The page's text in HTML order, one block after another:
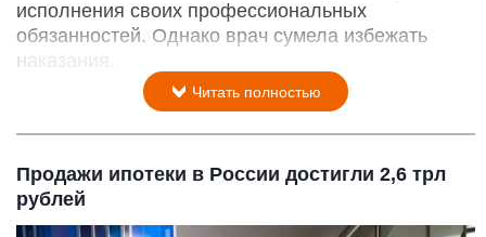
исполнения своих профессиональных
обязанностей. Однако врач сумела избежать
наказания.
Читать полностью
Продажи ипотеки в России достигли 2,6 трл
рублей